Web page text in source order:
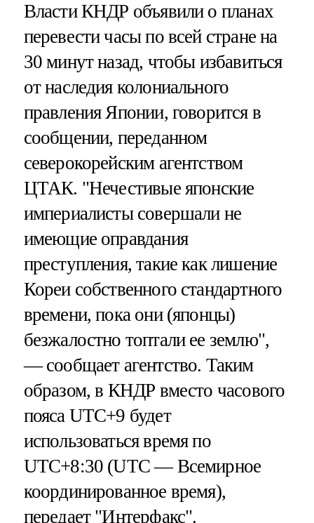
Власти КНДР объявили о планах
перевести часы по всей стране на
30 минут назад, чтобы избавиться
от наследия колониального
правления Японии, говорится в
сообщении, переданном
северокорейским агентством
ЦТАК. "Нечестивые японские
империалисты совершали не
имеющие оправдания
преступления, такие как лишение
Кореи собственного стандартного
времени, пока они (японцы)
безжалостно топтали ее землю",
— сообщает агентство. Таким
образом, в КНДР вместо часового
пояса UTC+9 будет
использоваться время по
UTC+8:30 (UTC — Всемирное
координированное время),
передает "Интерфакс".